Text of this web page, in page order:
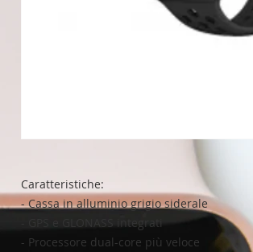
Caratteristiche:
- Cassa in alluminio grigio siderale
- GPS e GLONASS integrati
- Processore dual-core più veloce